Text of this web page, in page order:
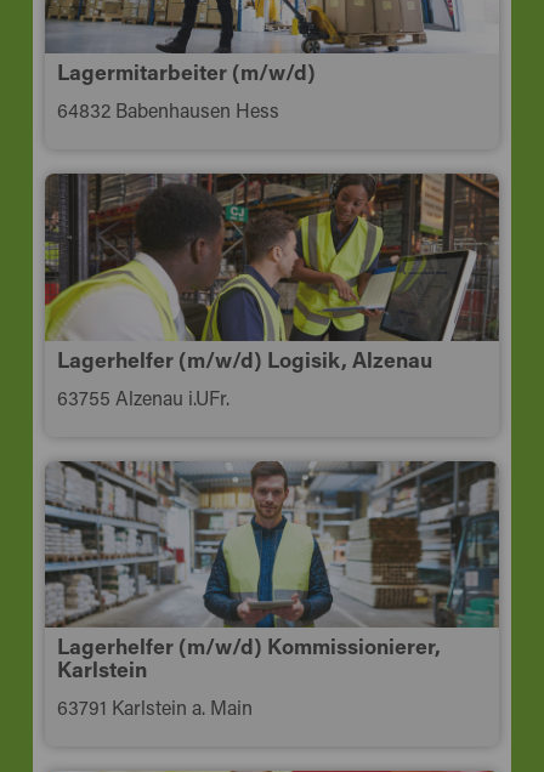
Lagermitarbeiter (m/w/d)
64832 Babenhausen Hess
Lagerhelfer (m/w/d) Logisik, Alzenau
63755 Alzenau i.UFr.
Lagerhelfer (m/w/d) Kommissionierer,
Karlstein
63791 Karlstein a. Main